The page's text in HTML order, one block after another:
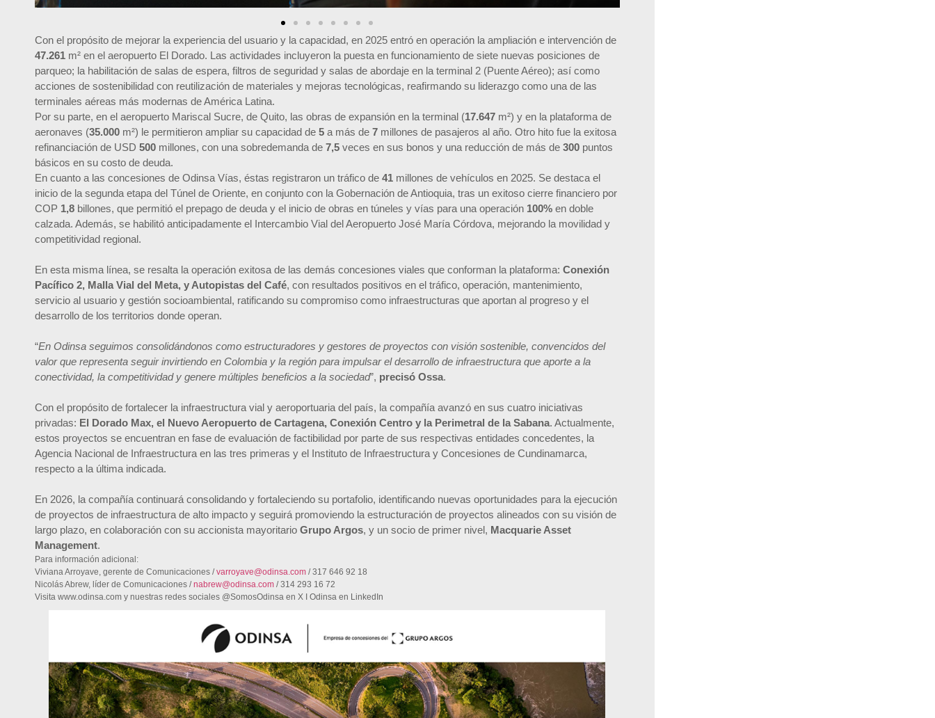
Con el propósito de mejorar la experiencia del usuario y la capacidad, en 2025 entró en operación la ampliación e intervención de
47.261 m² en el aeropuerto El Dorado. Las actividades incluyeron la puesta en funcionamiento de siete nuevas posiciones de
parqueo; la habilitación de salas de espera, filtros de seguridad y salas de abordaje en la terminal 2 (Puente Aéreo); así como
acciones de sostenibilidad con reutilización de materiales y mejoras tecnológicas, reafirmando su liderazgo como una de las
terminales aéreas más modernas de América Latina.
Por su parte, en el aeropuerto Mariscal Sucre, de Quito, las obras de expansión en la terminal (17.647 m²) y en la plataforma de
aeronaves (35.000 m²) le permitieron ampliar su capacidad de 5 a más de 7 millones de pasajeros al año. Otro hito fue la exitosa
refinanciación de USD 500 millones, con una sobredemanda de 7,5 veces en sus bonos y una reducción de más de 300 puntos
básicos en su costo de deuda.
En cuanto a las concesiones de Odinsa Vías, éstas registraron un tráfico de 41 millones de vehículos en 2025. Se destaca el
inicio de la segunda etapa del Túnel de Oriente, en conjunto con la Gobernación de Antioquia, tras un exitoso cierre financiero por
COP 1,8 billones, que permitió el prepago de deuda y el inicio de obras en túneles y vías para una operación 100% en doble
calzada. Además, se habilitó anticipadamente el Intercambio Vial del Aeropuerto José María Córdova, mejorando la movilidad y
competitividad regional.
En esta misma línea, se resalta la operación exitosa de las demás concesiones viales que conforman la plataforma: Conexión
Pacífico 2, Malla Vial del Meta, y Autopistas del Café, con resultados positivos en el tráfico, operación, mantenimiento,
servicio al usuario y gestión socioambiental, ratificando su compromiso como infraestructuras que aportan al progreso y el
desarrollo de los territorios donde operan.
“En Odinsa seguimos consolidándonos como estructuradores y gestores de proyectos con visión sostenible, convencidos del
valor que representa seguir invirtiendo en Colombia y la región para impulsar el desarrollo de infraestructura que aporte a la
conectividad, la competitividad y genere múltiples beneficios a la sociedad”, precisó Ossa.
Con el propósito de fortalecer la infraestructura vial y aeroportuaria del país, la compañía avanzó en sus cuatro iniciativas
privadas: El Dorado Max, el Nuevo Aeropuerto de Cartagena, Conexión Centro y la Perimetral de la Sabana. Actualmente,
estos proyectos se encuentran en fase de evaluación de factibilidad por parte de sus respectivas entidades concedentes, la
Agencia Nacional de Infraestructura en las tres primeras y el Instituto de Infraestructura y Concesiones de Cundinamarca,
respecto a la última indicada.
En 2026, la compañía continuará consolidando y fortaleciendo su portafolio, identificando nuevas oportunidades para la ejecución
de proyectos de infraestructura de alto impacto y seguirá promoviendo la estructuración de proyectos alineados con su visión de
largo plazo, en colaboración con su accionista mayoritario Grupo Argos, y un socio de primer nivel, Macquarie Asset
Management.
Para información adicional:
Viviana Arroyave, gerente de Comunicaciones /varroyave@odinsa.com / 317 646 92 18
Nicolás Abrew, líder de Comunicaciones /nabrew@odinsa.com / 314 293 16 72
Visita www.odinsa.com y nuestras redes sociales @SomosOdinsa en X I Odinsa en LinkedIn